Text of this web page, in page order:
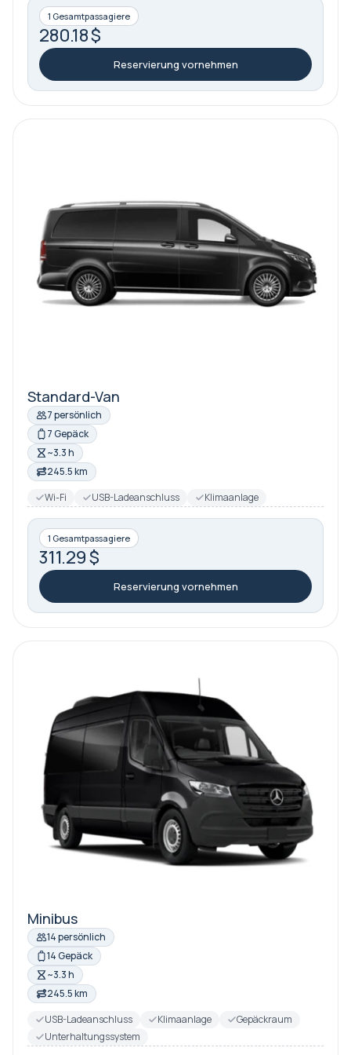
1 Gesamtpassagiere
280.18 $
Reservierung vornehmen
Standard-Van
7 persönlich
7 Gepäck
~3.3 h
245.5 km
Wi-Fi
USB-Ladeanschluss Klimaanlage
1 Gesamtpassagiere
311.29 $
Reservierung vornehmen
Minibus
14 persönlich
14 Gepäck
~3.3 h
245.5 km
USB-Ladeanschluss
Klimaanlage
Gepäckraum
Unterhaltungssystem